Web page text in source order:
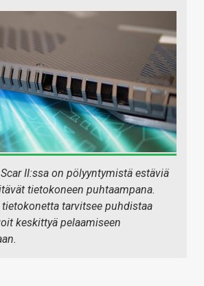
II:ssa on pölyyntymistä estäviä
tietokoneen puhtaampana.
tarvitsee puhdistaa
keskittyä pelaamiseen